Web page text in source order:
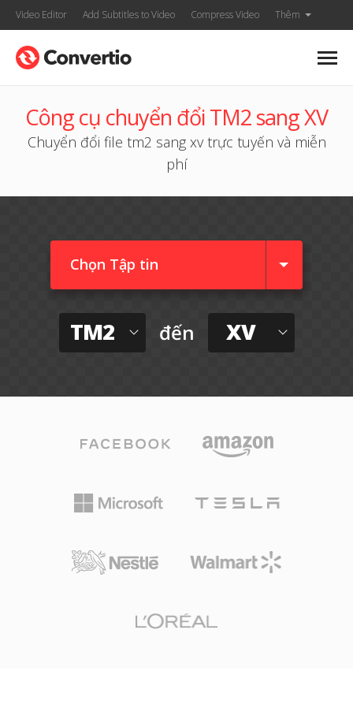
Video Editor Add Subtitles to Video Compress Video Thêm
Công cụ chuyển đổi TM2 sang XV
Chuyển đổi file tm2 sang xv trực tuyến và miễn
phí
Chọn Tập tin
TM2 đến XV